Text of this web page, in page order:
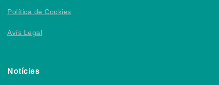
Política de Cookies
Avís Legal
Notícies